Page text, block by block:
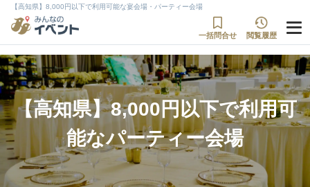
【高知県】8,000円以下で利用可能な宴会場・パーティー会場
一括問合せ 閲覧履歴
【高知県】8,000円以下で利用可
能なパーティー会場